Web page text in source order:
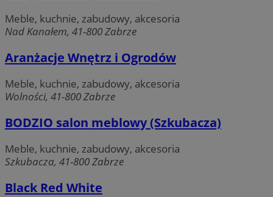
Meble, kuchnie, zabudowy, akcesoria
Nad Kanałem, 41-800 Zabrze
Aranżacje Wnętrz i Ogrodów
Meble, kuchnie, zabudowy, akcesoria
Wolności, 41-800 Zabrze
BODZIO salon meblowy (Szkubacza)
Meble, kuchnie, zabudowy, akcesoria
Szkubacza, 41-800 Zabrze
Black Red White